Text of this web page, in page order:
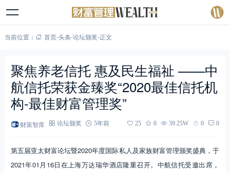
当前位置： 首页-头条-论坛颁奖-正文
聚焦养老信托 惠及民生福祉 ——中
航信托荣获金臻奖“2020最佳信托机
构-最佳财富管理奖”
财策智库 论坛颁奖 5年前 25 0 39.25W 0 0
第五届亚太财富论坛暨2020年度国际私人及家族财富管理颁奖盛典，于
2021年01月16日在上海万达瑞华酒店隆重召开。中航信托受邀出席，